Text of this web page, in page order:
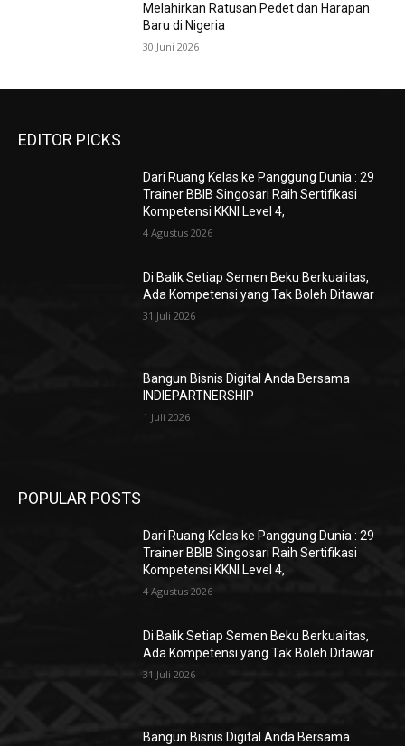
Melahirkan Ratusan Pedet dan Harapan
Baru di Nigeria
30 Juni 2026
EDITOR PICKS
Dari Ruang Kelas ke Panggung Dunia : 29
Trainer BBIB Singosari Raih Sertifikasi
Kompetensi KKNI Level 4,
4 Agustus 2026
Di Balik Setiap Semen Beku Berkualitas,
Ada Kompetensi yang Tak Boleh Ditawar
31 Juli 2026
Bangun Bisnis Digital Anda Bersama
INDIEPARTNERSHIP
1 Juli 2026
POPULAR POSTS
Dari Ruang Kelas ke Panggung Dunia : 29
Trainer BBIB Singosari Raih Sertifikasi
Kompetensi KKNI Level 4,
4 Agustus 2026
Di Balik Setiap Semen Beku Berkualitas,
Ada Kompetensi yang Tak Boleh Ditawar
31 Juli 2026
Bangun Bisnis Digital Anda Bersama